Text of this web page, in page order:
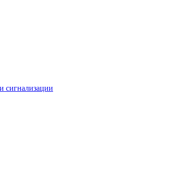
сигнализации